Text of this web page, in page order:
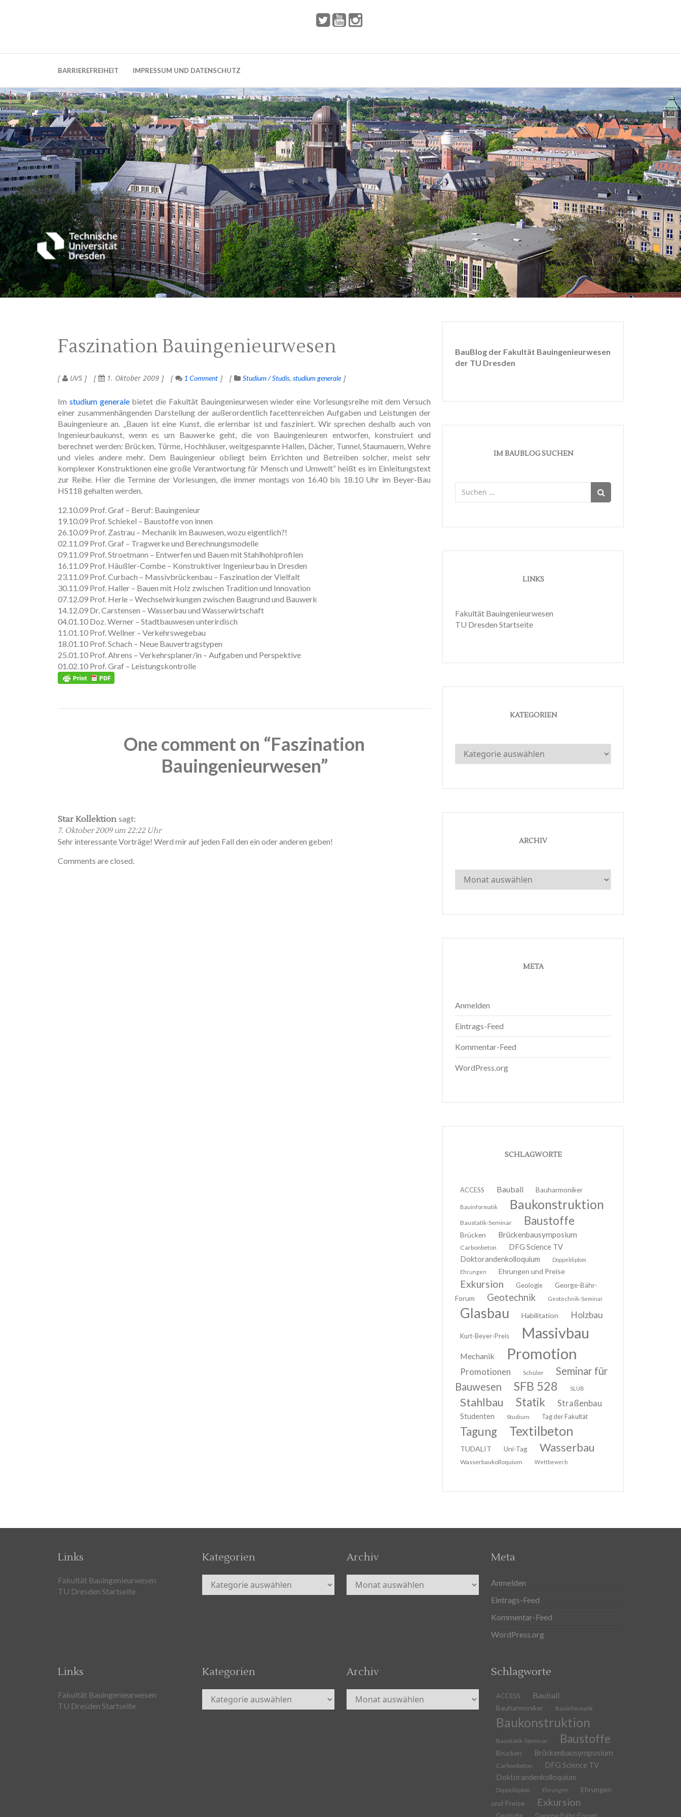
BARRIEREFREIHEIT IMPRESSUM UND DATENSCHUTZ
Faszination Bauingenieurwesen
UVS 1. Oktober 2009 1 Comment Studium / Studis studium generale
Im studium generalebietet die Fakultät Bauingenieurwesen wieder eine Vorlesungsreihe mit dem Versuch
einer zusammenhängenden Darstellung der außerordentlich facettenreichen Aufgaben und Leistungen der
Bauingenieure an. „Bauen ist eine Kunst, die erlernbar ist und fasziniert. Wir sprechen deshalb auch von
Ingenieurbaukunst, wenn es um Bauwerke geht, die von Bauingenieuren entworfen, konstruiert und
berechnet werden: Brücken, Türme, Hochhäuser, weitgespannte Hallen, Dächer, Tunnel, Staumauern, Wehre
und vieles andere mehr. Dem Bauingenieur obliegt beim Errichten und Betreiben solcher, meist sehr
komplexer Konstruktionen eine große Verantwortung für Mensch und Umwelt“ heißt es im Einleitungstext
zur Reihe. Hier die Termine der Vorlesungen, die immer montags von 16.40 bis 18.10 Uhr im Beyer-Bau
HS118 gehalten werden.
12.10.09 Prof. Graf – Beruf: Bauingenieur
19.10.09 Prof. Schiekel – Baustoffe von innen
26.10.09 Prof. Zastrau – Mechanik im Bauwesen, wozu eigentlich?!
02.11.09 Prof. Graf – Tragwerke und Berechnungsmodelle
09.11.09 Prof. Stroetmann – Entwerfen und Bauen mit Stahlhohlprofilen
16.11.09 Prof. Häußler-Combe – Konstruktiver Ingenieurbau in Dresden
23.11.09 Prof. Curbach – Massivbrückenbau – Faszination der Vielfalt
30.11.09 Prof. Haller – Bauen mit Holz zwischen Tradition und Innovation
07.12.09 Prof. Herle – Wechselwirkungen zwischen Baugrund und Bauwerk
14.12.09 Dr. Carstensen – Wasserbau und Wasserwirtschaft
04.01.10 Doz. Werner – Stadtbauwesen unterirdisch
11.01.10 Prof. Wellner – Verkehrswegebau
18.01.10 Prof. Schach – Neue Bauvertragstypen
25.01.10 Prof. Ahrens – Verkehrsplaner/in – Aufgaben und Perspektive
01.02.10 Prof. Graf – Leistungskontrolle
One comment on “Faszination
Bauingenieurwesen”
Star Kollektion sagt:
7. Oktober 2009 um 22:22 Uhr
Sehr interessante Vorträge! Werd mir auf jeden Fall den ein oder anderen geben!
Comments are closed.
BauBlog der Fakultät Bauingenieurwesen
der TU Dresden
IM BAUBLOG SUCHEN
nach:
LINKS
Fakultät Bauingenieurwesen
TU Dresden Startseite
KATEGORIEN
Kategorien
ARCHIV
Archiv
META
Anmelden
Eintrags-Feed
Kommentar-Feed
WordPress.org
SCHLAGWORTE
ACCESS Bauball Bauharmoniker
Bauinformatik Baukonstruktion
Baustatik-Seminar Baustoffe
Brücken Brückenbausymposium
Carbonbeton
DFG Science TV
Doktorandenkolloquium
Doppeldiplom
Ehrungen
Ehrungen und Preise
Exkursion Geologie
George-Bähr-
Forum
Geotechnik Geotechnik-Seminar
Glasbau Habilitation Holzbau
Kurt-Beyer-Preis Massivbau
Mechanik Promotion
Promotionen Schüler
Seminar für
Bauwesen
SFB 528 SLUB
Stahlbau Statik Straßenbau
Studenten Studium Tag der Fakultät
Tagung Textilbeton
TUDALIT Uni-Tag Wasserbau
Wasserbaukolloquium Wettbewerb
Links
Fakultät Bauingenieurwesen
TU Dresden Startseite
Kategorien
Kategorien
Archiv
Archiv
Meta
Anmelden
Eintrags-Feed
Kommentar-Feed
WordPress.org
Links
Fakultät Bauingenieurwesen
TU Dresden Startseite
Kategorien
Kategorien
Archiv
Archiv
Schlagworte
ACCESS Bauball
Bauharmoniker Bauinformatik
Baukonstruktion
Baustatik-Seminar Baustoffe
Brücken Brückenbausymposium
Carbonbeton
DFG Science TV
Doktorandenkolloquium
Doppeldiplom Ehrungen
Ehrungen
und Preise
Exkursion
Geologie George-Bähr-Forum